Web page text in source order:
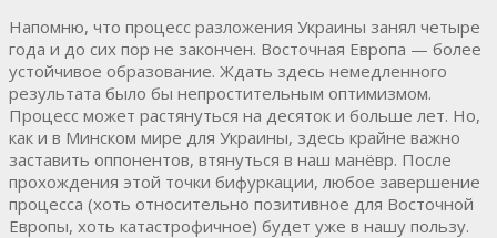
Напомню, что процесс разложения Украины занял четыре
года и до сих пор не закончен. Восточная Европа — более
устойчивое образование. Ждать здесь немедленного
результата было бы непростительным оптимизмом.
Процесс может растянуться на десяток и больше лет. Но,
как и в Минском мире для Украины, здесь крайне важно
заставить оппонентов, втянуться в наш манёвр. После
прохождения этой точки бифуркации, любое завершение
процесса (хоть относительно позитивное для Восточной
Европы, хоть катастрофичное) будет уже в нашу пользу.